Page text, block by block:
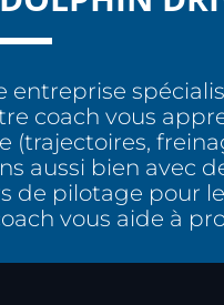
entreprise
coach vous
(trajectoires,
aussi bien avec
de pilotage pour
vous aide à